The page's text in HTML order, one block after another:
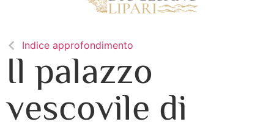
Indice approfondimento
Il palazzo
vescovile di